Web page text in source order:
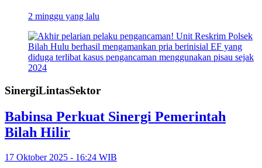
2 minggu yang lalu
SinergiLintasSektor
Babinsa Perkuat Sinergi Pemerintah
Bilah Hilir
17 Oktober 2025 - 16:24 WIB